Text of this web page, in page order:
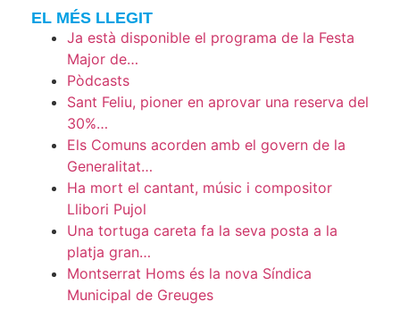
EL MÉS LLEGIT
Ja està disponible el programa de la Festa
Major de…
Pòdcasts
Sant Feliu, pioner en aprovar una reserva del
30%…
Els Comuns acorden amb el govern de la
Generalitat…
Ha mort el cantant, músic i compositor
Llibori Pujol
Una tortuga careta fa la seva posta a la
platja gran…
Montserrat Homs és la nova Síndica
Municipal de Greuges